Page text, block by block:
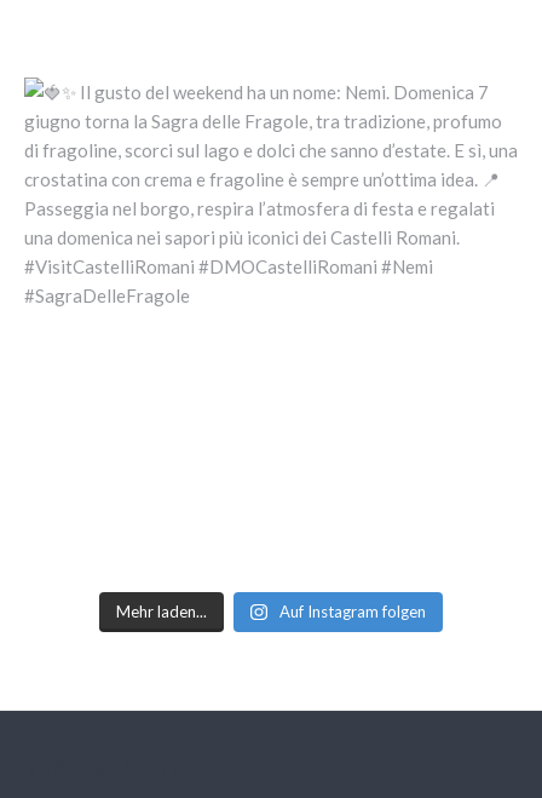
Mehr laden... Auf Instagram folgen